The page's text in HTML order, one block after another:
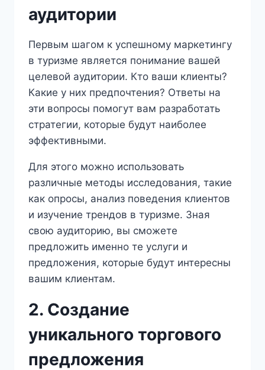
аудитории
Первым шагом к успешному маркетингу
в туризме является понимание вашей
целевой аудитории. Кто ваши клиенты?
Какие у них предпочтения? Ответы на
эти вопросы помогут вам разработать
стратегии, которые будут наиболее
эффективными.
Для этого можно использовать
различные методы исследования, такие
как опросы, анализ поведения клиентов
и изучение трендов в туризме. Зная
свою аудиторию, вы сможете
предложить именно те услуги и
предложения, которые будут интересны
вашим клиентам.
2. Создание
уникального торгового
предложения